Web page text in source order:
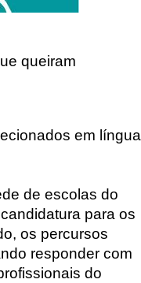
queiram
em língua
de escolas do
para os
os percursos
responder com
do